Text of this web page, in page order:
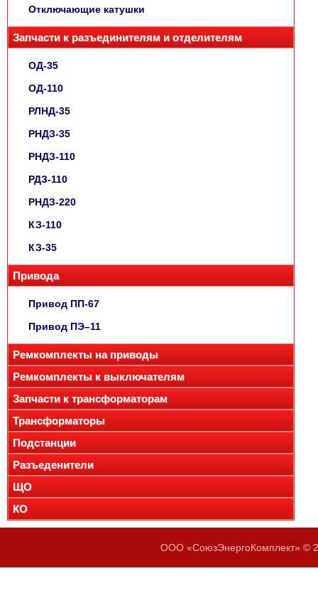
Отключающие катушки
Запчасти к разъединителям и отделителям
ОД-35
ОД-110
РЛНД-35
РНДЗ-35
РНДЗ-110
РДЗ-110
РНДЗ-220
КЗ-110
КЗ-35
Привода
Привод ПП-67
Привод ПЭ–11
Ремкомплекты на приводы
Ремкомплекты к выключателям
Запчасти к трансформаторам
Трансформаторы
Подстанции
Разъеденители
ЩО
КО
ООО «СоюзЭнергоКомплект» ©